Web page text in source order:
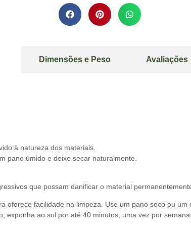
Dimensões e Peso Avaliações
à natureza dos materiais.
pano úmido e deixe secar naturalmente.
que possam danificar o material
oferece facilidade na limpeza. Use um pano seco ou
exponha ao sol por até 40 minutos, uma vez por